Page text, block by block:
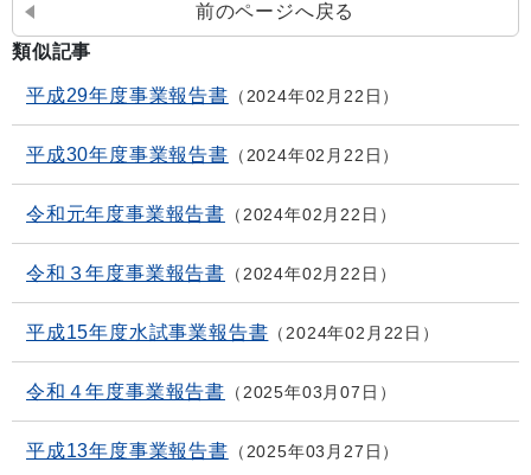
前のページへ戻る
類似記事
平成29年度事業報告書 2024年02月22日
平成30年度事業報告書 2024年02月22日
令和元年度事業報告書 2024年02月22日
令和３年度事業報告書 2024年02月22日
平成15年度水試事業報告書 2024年02月22日
令和４年度事業報告書 2025年03月07日
平成13年度事業報告書 2025年03月27日